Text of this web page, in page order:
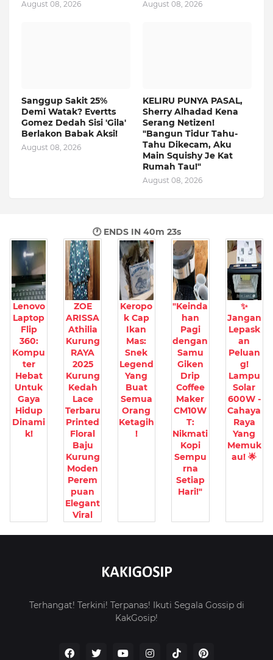
August 08, 2026 August 08, 2026
Sanggup Sakit 25%
Demi Watak? Evertts
Gomez Dedah Sisi 'Gila'
Berlakon Babak Aksi!
August 08, 2026
KELIRU PUNYA PASAL,
Sherry Alhadad Kena
Serang Netizen!
"Bangun Tidur Tahu-
Tahu Dikecam, Aku
Main Squishy Je Kat
Rumah Tau!"
August 08, 2026
🕐 ENDS IN 40m 22s
Lenovo
Laptop
Flip
360:
Kompu
ter
Hebat
Untuk
Gaya
Hidup
Dinami
k!
ZOE
ARISSA
Athilia
Kurung
RAYA
2025
Kurung
Kedah
Lace
Terbaru
Printed
Floral
Baju
Kurung
Moden
Perem
puan
Elegant
Viral
Keropo
k Cap
Ikan
Mas:
Snek
Legend
Yang
Buat
Semua
Orang
Ketagih
!
"Keinda
han
Pagi
dengan
Samu
Giken
Drip
Coffee
Maker
CM10W
T:
Nikmati
Kopi
Sempu
rna
Setiap
Hari!"
✨
Jangan
Lepask
an
Peluan
g!
Lampu
Solar
600W -
Cahaya
Raya
Yang
Memuk
au! 🌟
Terhangat! Terkini! Terpanas! Ikuti Segala Gossip di
KakGosip!